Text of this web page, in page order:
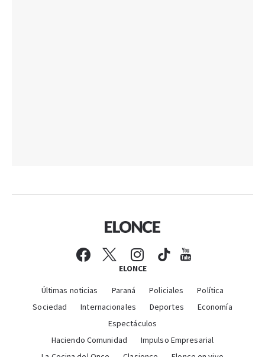
ELONCE
Últimas noticias Paraná Policiales
Política
Sociedad
Internacionales Deportes
Economía
Espectáculos
Haciendo Comunidad
Impulso Empresarial